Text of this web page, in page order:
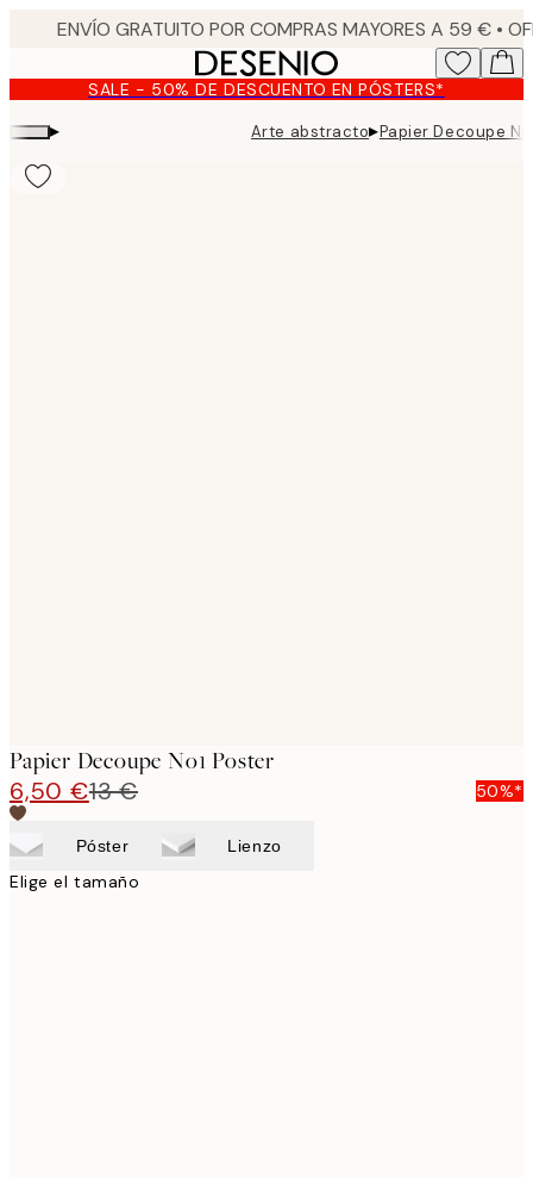
content.SALE - 50% DE DESCUENTO EN PÓSTERS*
▸ Arte abstracto▸Papier Decoupe
Papier Decoupe No1 Poster
6,50 €13 € 50%*
Póster Lienzo
Elige el tamaño